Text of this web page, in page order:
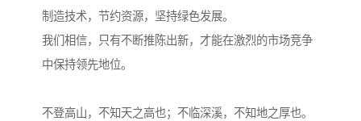
制造技术，节约资源，坚持绿色发展。
我们相信，只有不断推陈出新，才能在激烈的市场竞争
中保持领先地位。
不登高山，不知天之高也；不临深溪，不知地之厚也。